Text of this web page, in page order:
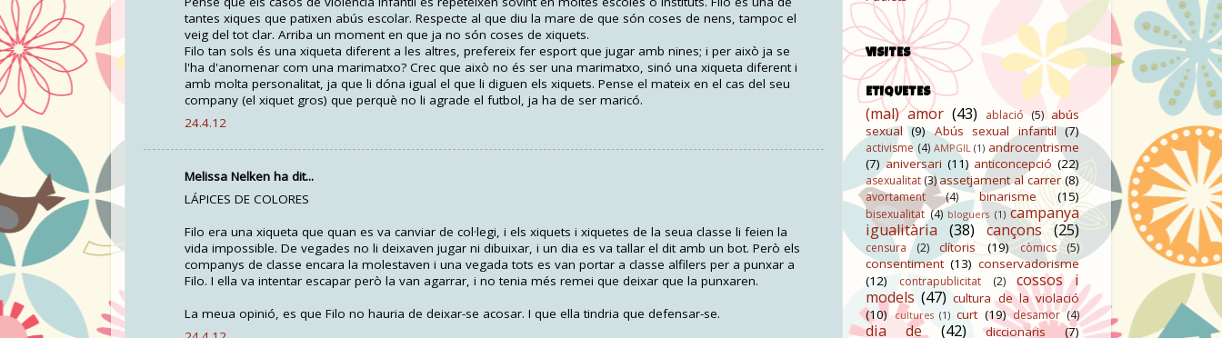
tantes xiques que patixen abús escolar. Respecte al que diu la mare de que són coses de nens, tampoc el
veig del tot clar. Arriba un moment en que ja no són coses de xiquets.
Filo tan sols és una xiqueta diferent a les altres, prefereix fer esport que jugar amb nines; i per això ja se
l'ha d'anomenar com una marimatxo? Crec que això no és ser una marimatxo, sinó una xiqueta diferent i
amb molta personalitat, ja que li dóna igual el que li diguen els xiquets. Pense el mateix en el cas del seu
company (el xiquet gros) que perquè no li agrade el futbol, ja ha de ser maricó.
24.4.12
Melissa Nelken ha dit...
LÁPICES DE COLORES
Filo era una xiqueta que quan es va canviar de col·legi, i els xiquets i xiquetes de la seua classe li feien la
vida impossible. De vegades no li deixaven jugar ni dibuixar, i un dia es va tallar el dit amb un bot. Però els
companys de classe encara la molestaven i una vegada tots es van portar a classe alfilers per a punxar a
Filo. I ella va intentar escapar però la van agarrar, i no tenia més remei que deixar que la punxaren.
La meua opinió, es que Filo no hauria de deixar-se acosar. I que ella tindria que defensar-se.
VISITES
ETIQUETES
(mal) amor (43) ablació (5) abús
sexual (9) Abús sexual infantil (7)
activisme (4) AMPGIL (1) androcentrisme
(7) aniversari (11) anticoncepció (22)
asexualitat (3)assetjament al carrer (8)
avortament (4) binarisme (15)
bisexualitat (4) bloguers (1) campanya
igualitària
(38) cançons (25)
censura (2) clítoris (19) còmics (5)
consentiment (13) conservadorisme
(12)
contrapublicitat (2)
cossos i
models (47) cultura de la violació
(10) cultures (1) curt (19) desamor (4)
dia de (42) diccionaris (7)